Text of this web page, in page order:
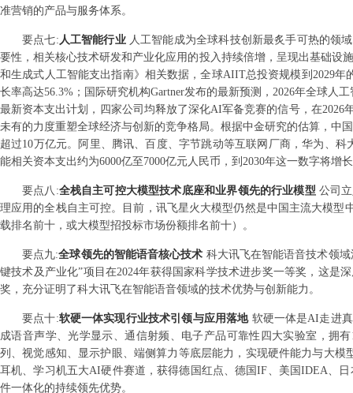
准营销的产品与服务体系。
要点七: 人工智能行业 人工智能成为全球科技创新最炙手可热的领
要性，相关核心技术研发和产业化应用的投入持续倍增，呈现出基础设
和生成式人工智能支出指南》相关数据，全球AIIT总投资规模到2029
长率高达56.3%；国际研究机构Gartner发布的最新预测，2026年全球人
最新资本支出计划，四家公司均释放了深化AI军备竞赛的信号，在
未有的力度重塑全球经济与创新的竞争格局。根据中金研究的估算，中
超过10万亿元。阿里、腾讯、百度、字节跳动等互联网厂商，华为、
能相关资本支出约为6000亿至7000亿元人民币，到2030年这一数字将增
要点 八 :全栈自主可控大模型技术底座和业界领先的行业模型 公司
理应用的全栈自主可控。目前，讯飞星火大模型仍然是中国主流大模
载排名前十，或大模型招投标市场份额排名前十）。
要点九:全球领先的智能语音核心技术 科大讯飞在智能语音技术领
键技术及产业化”项目在2024年获得国家科学技术进步奖一等奖，这是
奖，充分证明了科大讯飞在智能语音领域的技术优势与创新能力。
要点十:软硬一体实现行业技术引领与应用落地 软硬一体是AI走进
成语音声学、光学显示、通信射频、电子产品可靠性四大实验室，拥
列、视觉感知、显示护眼、端侧算力等底层能力，实现硬件能力与大
耳机、学习机五大AI硬件赛道，获得德国红点、德国IF、美国IDEA、
件一体化的持续领先优势。